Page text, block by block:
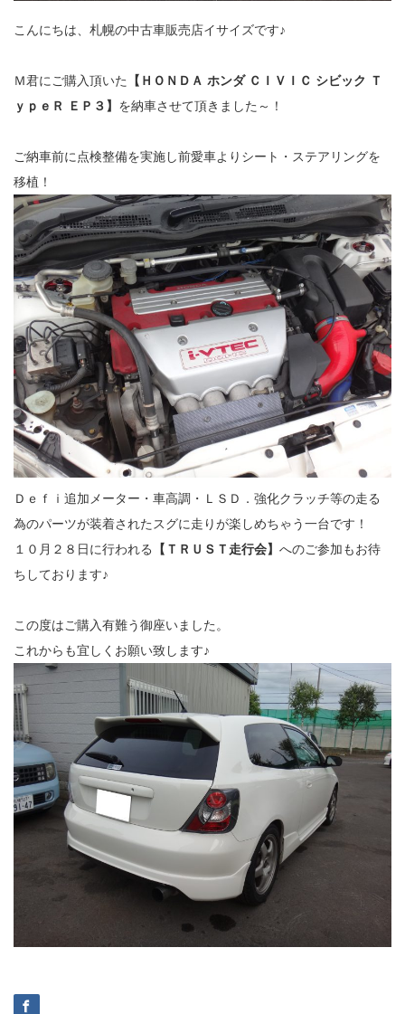
こんにちは、札幌の中古車販売店イサイズです♪
Ｍ君にご購入頂いた
【ＨＯＮＤＡ ホンダ ＣＩＶＩＣ シビック Ｔ
ｙｐｅＲ ＥＰ３】 を納車させて頂きました～！
ご納車前に点検整備を実施し前愛車よりシート・ステアリングを
移植！
Ｄｅｆｉ追加メーター・車高調・ＬＳＤ．強化クラッチ等の走る
為のパーツが装着されたスグに走りが楽しめちゃう一台です！
１０月２８日に行われる
【ＴＲＵＳＴ走行会】 へのご参加もお待
ちしております♪
この度はご購入有難う御座いました。
これからも宜しくお願い致します♪